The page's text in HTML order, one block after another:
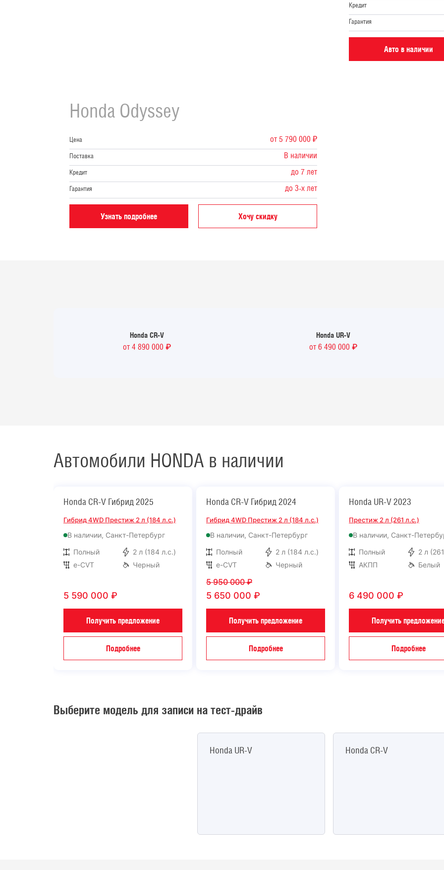
Кредит
Гарантия
Авто в наличии
Honda Odyssey
Цена от 5 790 000 ₽
Поставка В наличии
Кредит до 7 лет
Гарантия до 3-х лет
Узнать подробнее Хочу скидку
HondaCR-V
от 4 890 000 ₽
HondaUR-V
от 6 490 000 ₽
Автомобили HONDA в наличии
Honda CR-V Гибрид 2025
Гибрид 4WD Престиж 2 л (184 л.с.)
В наличии, Санкт-Петербург
Полный
2 л (184 л.с.)
e-CVT
Черный
5 590 000 ₽
Получить предложение
Подробнее
Honda CR-V Гибрид 2024
Гибрид 4WD Престиж 2 л (184 л.с.)
В наличии, Санкт-Петербург
Полный
2 л (184 л.с.)
e-CVT
Черный
5 950 000₽
5 650 000 ₽
Получить предложение
Подробнее
Honda UR-V 2023
Престиж 2 л (261 л.с.)
В наличии, Санкт-
Полный
2 л
АКПП
Белый
6 490 000 ₽
Получить
Подробнее
Выберите модель для записи на тест-драйв
Honda UR-V Honda CR-V